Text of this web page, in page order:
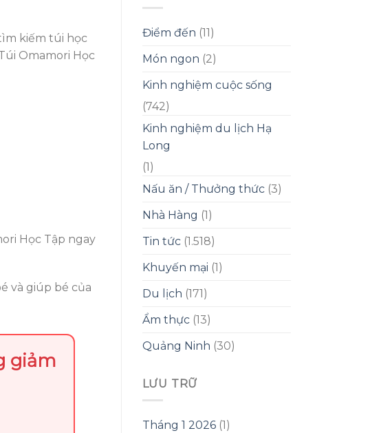
kiếm túi học
Omamori Học
Học Tập ngay
và giúp bé của
giảm
Điểm đến (11)
Món ngon (2)
Kinh nghiệm cuộc sống
(742)
Kinh nghiệm du lịch Hạ
Long
(1)
Nấu ăn / Thưởng thức(3)
Nhà Hàng (1)
Tin tức(1.518)
Khuyến mại (1)
Du lịch (171)
Ẩm thực(13)
Quảng Ninh (30)
LƯU TRỮ
Tháng 1 2026(1)